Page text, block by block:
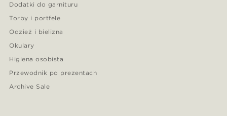
Dodatki do garnituru
Torby i portfele
Odzież i bielizna
Okulary
Higiena osobista
Przewodnik po prezentach
Archive Sale